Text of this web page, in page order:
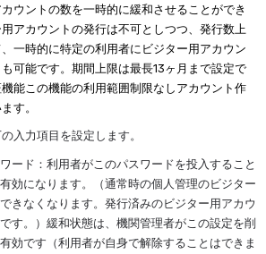
ウントの数を一時的に緩和させることができ
アカウントの発行は不可としつつ、発行数上
一時的に特定の利用者にビジター用アカウン
可能です。期間上限は最長13ヶ月まで設定で
能この機能の利用範囲制限なしアカウント作
す。
入力項目を設定します。
ード：利用者がこのパスワードを投入すること
効になります。（通常時の個人管理のビジター
きなくなります。発行済みのビジター用アカウ
す。）緩和状態は、機関管理者がこの設定を削
効です（利用者が自身で解除することはできま